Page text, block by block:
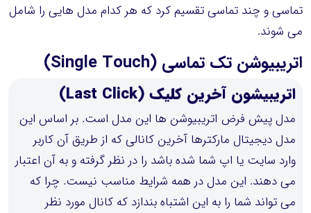
تماسی و چند تماسی تقسیم کرد که هر کدام مدل هایی را شامل
می شوند.
اتریبیوشن تک تماسی (Single Touch)
اتریبیشون آخرین کلیک (Last Click)
مدل پیش فرض اتریبیوشن ها این مدل است. بر اساس این
مدل دیجیتال مارکترها آخرین کانالی که از طریق آن کاربر
وارد سایت یا اپ شما شده باشد را در نظر گرفته و به آن اعتبار
می دهند. این مدل در همه شرایط مناسب نیست. چرا که
می تواند شما را به این اشتباه بندازد که کانال مورد نظر